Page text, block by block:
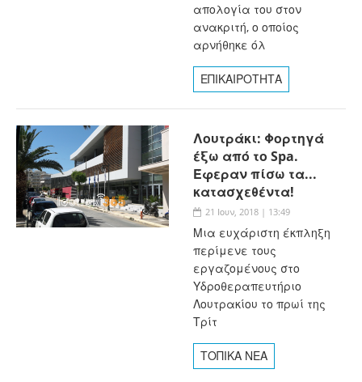
απολογία του στον
ανακριτή, ο οποίος
αρνήθηκε όλ
ΕΠΙΚΑΙΡΟΤΗΤΑ
Λουτράκι: Φορτηγά
έξω από το Spa.
Έφεραν πίσω τα...
κατασχεθέντα!
21 Ιουν, 2018 | 13:49
Μια ευχάριστη έκπληξη
περίμενε τους
εργαζομένους στο
Υδροθεραπευτήριο
Λουτρακίου το πρωί της
Τρίτ
ΤΟΠΙΚΑ ΝΕΑ